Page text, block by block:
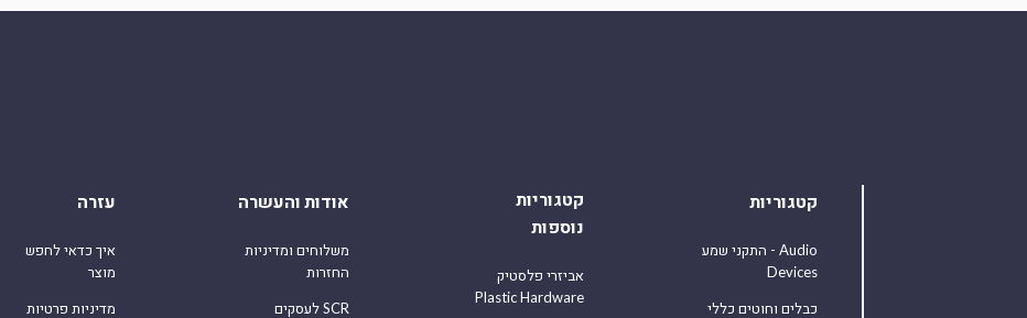
קטגוריות
התקני שמע - Audio
Devices
כבלים וחוטים כללי
קטגוריות
נוספות
אביזרי פלסטיק
Plastic Hardware
אודות והעשרה
משלוחים ומדיניות
החזרות
לעסקים SCR
עזרה
איך כדאי לחפש
מוצר
מדיניות פרטיות